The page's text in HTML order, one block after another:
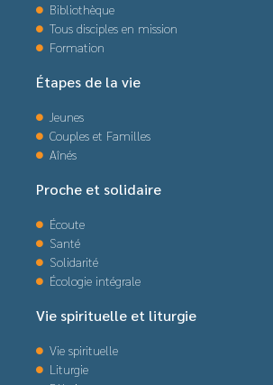
Bibliothèque
Tous disciples en mission
Formation
Étapes de la vie
Jeunes
Couples et Familles
Aînés
Proche et solidaire
Écoute
Santé
Solidarité
Écologie intégrale
Vie spirituelle et liturgie
Vie spirituelle
Liturgie